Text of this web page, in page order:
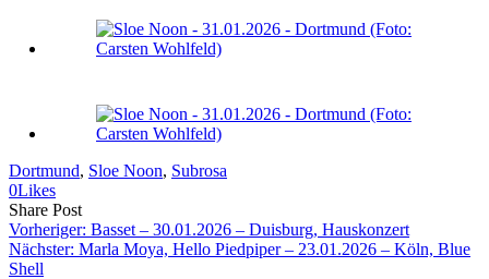
Dortmund, Sloe Noon, Subrosa
0Likes
Share PostShare
on
Facebook
Copy
URL
to
Send
Link
via
Vorheriger: Basset – 30.01.2026 – Duisburg, Hauskonzert
Nächster: Marla Moya, Hello Piedpiper – 23.01.2026 – Köln, Blue
Shell